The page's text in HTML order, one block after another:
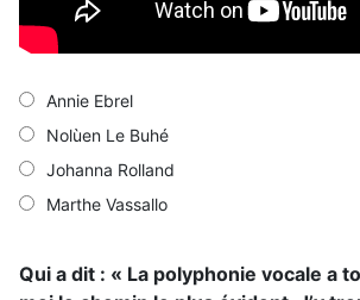
Annie Ebrel
Nolùen Le Buhé
Johanna Rolland
Marthe Vassallo
Qui a dit : « La polyphonie vocale a